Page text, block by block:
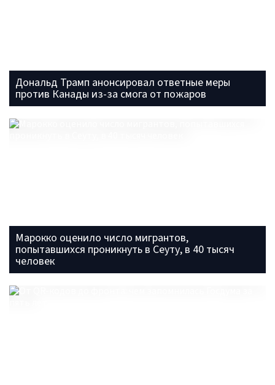
Дональд Трамп анонсировал ответные меры
против Канады из-за смога от пожаров
Марокко оценило число мигрантов,
попытавшихся проникнуть в Сеуту, в 40 тысяч
человек